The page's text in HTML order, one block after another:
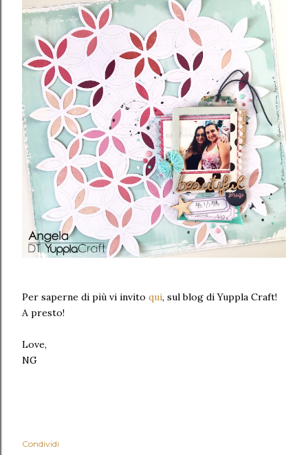
Per saperne di più vi invito qui, sul blog di Yuppla Craft!
A presto!
Love,
NG
Condividi